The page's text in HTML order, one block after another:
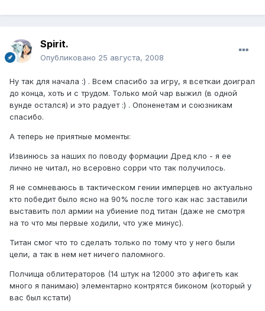
Spirit.
Опубликовано 25 августа, 2008
Ну так для начала :) . Всем спасибо за игру, я всеткаи доиграл
до конца, хоть и с трудом. Только мой чар выжил (в одной
вунде остался) и это радует :) . Опоненетам и союзникам
спасибо.
А теперь не приятные моменты:
Извинюсь за наших по поводу формации Дред кло - я ее
лично не читал, но всеровно сорри что так получилось.
Я не сомневаюсь в тактическом гении имперцев но актуально
кто победит было ясно на 90% после того как нас заставили
выставить пол армии на убиение под титан (даже не смотря
на то что мы первые ходили, что уже минус).
Титан смог что то сделать только по тому что у него были
цели, а так в нем нет ничего паломного.
Полчища облитераторов (14 штук на 12000 это афигеть как
много я панимаю) элементарно контрятся биконом (который у
вас был кстати)